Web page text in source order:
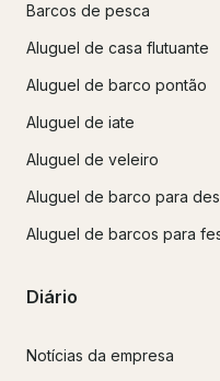
Barcos de pesca
Aluguel de casa flutuante
Aluguel de barco pontão
Aluguel de iate
Aluguel de veleiro
Aluguel de barco para
Aluguel de barcos para
Diário
Notícias da empresa